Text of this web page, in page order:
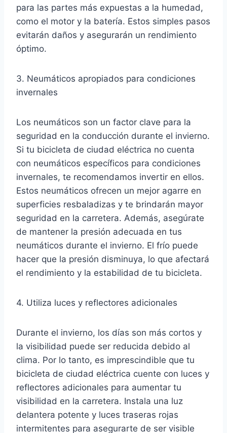
para las partes más expuestas a la humedad,
como el motor y la batería. Estos simples pasos
evitarán daños y asegurarán un rendimiento
óptimo.
3. Neumáticos apropiados para condiciones
invernales
Los neumáticos son un factor clave para la
seguridad en la conducción durante el invierno.
Si tu bicicleta de ciudad eléctrica no cuenta
con neumáticos específicos para condiciones
invernales, te recomendamos invertir en ellos.
Estos neumáticos ofrecen un mejor agarre en
superficies resbaladizas y te brindarán mayor
seguridad en la carretera. Además, asegúrate
de mantener la presión adecuada en tus
neumáticos durante el invierno. El frío puede
hacer que la presión disminuya, lo que afectará
el rendimiento y la estabilidad de tu bicicleta.
4. Utiliza luces y reflectores adicionales
Durante el invierno, los días son más cortos y
la visibilidad puede ser reducida debido al
clima. Por lo tanto, es imprescindible que tu
bicicleta de ciudad eléctrica cuente con luces y
reflectores adicionales para aumentar tu
visibilidad en la carretera. Instala una luz
delantera potente y luces traseras rojas
intermitentes para asegurarte de ser visible